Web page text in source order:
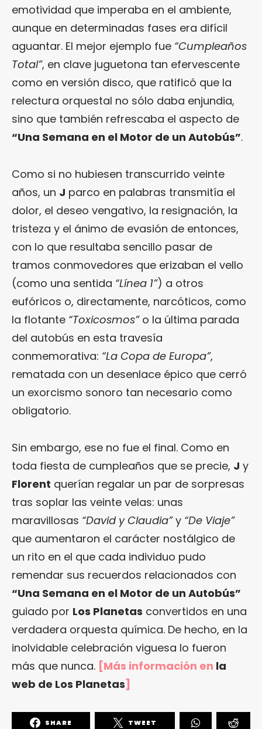
emotividad que imperaba en el ambiente,
aunque en determinadas fases era difícil
aguantar. El mejor ejemplo fue “Cumpleaños
Total”, en clave juguetona tan efervescente
como en versión disco, que ratificó que la
relectura orquestal no sólo daba enjundia,
sino que también refrescaba el aspecto de
“Una Semana en el Motor de un Autobús”.
Como si no hubiesen transcurrido veinte
años, un J parco en palabras transmitía el
dolor, el deseo vengativo, la resignación, la
tristeza y el ánimo de evasión de entonces,
con lo que resultaba sencillo pasar de
tramos conmovedores que erizaban el vello
(como una sentida “Línea 1”) a otros
eufóricos o, directamente, narcóticos, como
la flotante “Toxicosmos”o la última parada
del autobús en esta travesía
conmemorativa: “La Copa de Europa”,
rematada con un desenlace épico que cerró
un exorcismo sonoro tan necesario como
obligatorio.
Sin embargo, ese no fue el final. Como en
toda fiesta de cumpleaños que se precie, J y
Florent querían regalar un par de sorpresas
tras soplar las veinte velas: unas
maravillosas “David y Claudia”y “De Viaje”
que aumentaron el carácter nostálgico de
un rito en el que cada individuo pudo
remendar sus recuerdos relacionados con
“Una Semana en el Motor de un Autobús”
guiado por Los Planetas convertidos en una
verdadera orquesta química. De hecho, en la
inolvidable celebración viguesa lo fueron
más que nunca. [Más información en la
web de Los Planetas]
SHARE TWEET